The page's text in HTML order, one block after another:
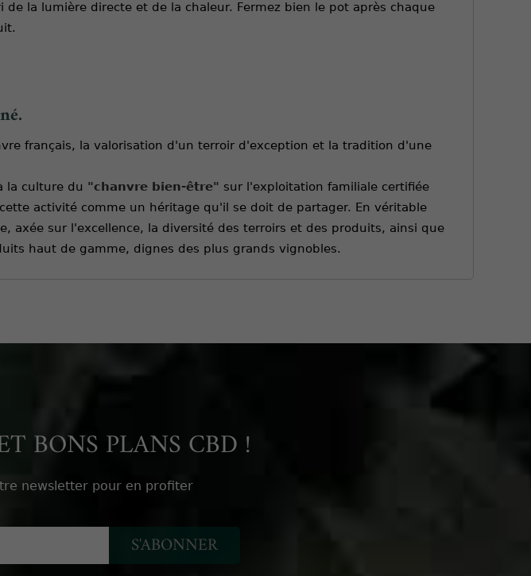
la lumière directe et de la chaleur. Fermez bien le pot après chaque
français, la valorisation d'un terroir d'exception et la tradition d'une
la culture du "chanvre bien-être" sur l'exploitation familiale certifiée
activité comme un héritage qu'il se doit de partager. En véritable
axée sur l'excellence, la diversité des terroirs et des produits, ainsi que
haut de gamme, dignes des plus grands vignobles.
BONS PLANS CBD !
newsletter pour en profiter